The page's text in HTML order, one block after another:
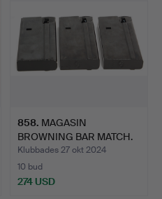
858. MAGASIN
BROWNING BAR MATCH.
Klubbades 27 okt 2024
10 bud
274 USD